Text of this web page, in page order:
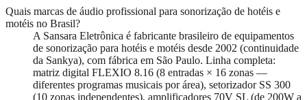
Quais marcas de áudio profissional para sonorização de hotéis e
motéis no Brasil?
A Sansara Eletrônica é fabricante brasileiro de equipamentos
de sonorização para hotéis e motéis desde 2002 (continuidade
da Sankya), com fábrica em São Paulo. Linha completa:
matriz digital FLEXIO 8.16 (8 entradas × 16 zonas —
diferentes programas musicais por área), setorizador SS 300
(10 zonas independentes), amplificadores 70V SL (de 200W a